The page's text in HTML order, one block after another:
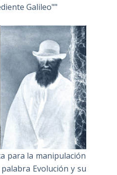
Galileo""
para la manipulación
Evolución y su